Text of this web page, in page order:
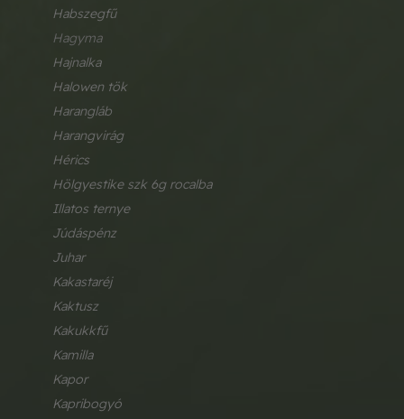
habszegfű
hagyma
hajnalka
halowen tök
harangláb
harangvirág
hérics
hölgyestike szk 6g rocalba
illatos ternye
júdáspénz
juhar
kakastaréj
kaktusz
kakukkfű
kamilla
kapor
kapribogyó